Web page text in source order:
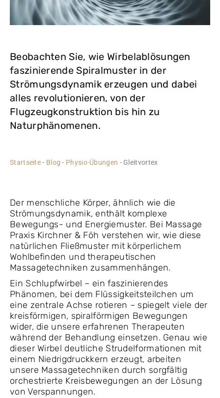
Beobachten Sie, wie Wirbelablösungen
faszinierende Spiralmuster in der
Strömungsdynamik erzeugen und dabei
alles revolutionieren, von der
Flugzeugkonstruktion bis hin zu
Naturphänomenen.
Startseite- Blog - Physio-Übungen - Gleitvortex
Der menschliche Körper, ähnlich wie die
Strömungsdynamik, enthält komplexe
Bewegungs- und Energiemuster. Bei Massage
Praxis Kirchner & Föh verstehen wir, wie diese
natürlichen Fließmuster mit körperlichem
Wohlbefinden und therapeutischen
Massagetechniken zusammenhängen.
Ein Schlupfwirbel – ein faszinierendes
Phänomen, bei dem Flüssigkeitsteilchen um
eine zentrale Achse rotieren – spiegelt viele der
kreisförmigen, spiralförmigen Bewegungen
wider, die unsere erfahrenen Therapeuten
während der Behandlung einsetzen. Genau wie
dieser Wirbel deutliche Strudelformationen mit
einem Niedrigdruckkern erzeugt, arbeiten
unsere Massagetechniken durch sorgfältig
orchestrierte Kreisbewegungen an der Lösung
von Verspannungen.